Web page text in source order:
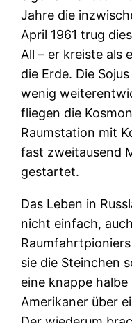
Jahre die
April 1961 trug
All – er kreiste als
die Erde. Die
wenig
fliegen die
Raumstation mit
fast zweitausend
gestartet.
Das Leben in
nicht einfach,
sie die Steinchen
eine knappe
Amerikaner über